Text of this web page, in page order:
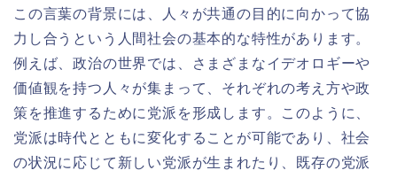
この言葉の背景には、人々が共通の目的に向かって協
力し合うという人間社会の基本的な特性があります。
例えば、政治の世界では、さまざまなイデオロギーや
価値観を持つ人々が集まって、それぞれの考え方や政
策を推進するために党派を形成します。このように、
党派は時代とともに変化することが可能であり、社会
の状況に応じて新しい党派が生まれたり、既存の党派